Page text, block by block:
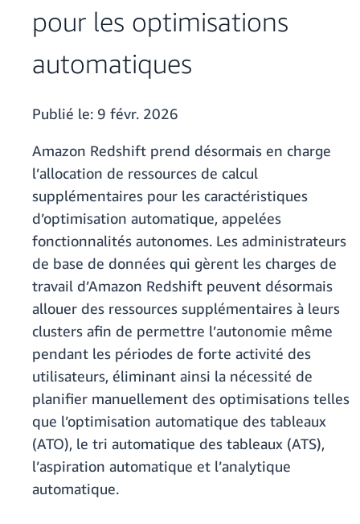
pour les optimisations
automatiques
Publié le: 9 févr. 2026
Amazon Redshift prend désormais en charge
l’allocation de ressources de calcul
supplémentaires pour les caractéristiques
d’optimisation automatique, appelées
fonctionnalités autonomes. Les administrateurs
de base de données qui gèrent les charges de
travail d’Amazon Redshift peuvent désormais
allouer des ressources supplémentaires à leurs
clusters afin de permettre l’autonomie même
pendant les périodes de forte activité des
utilisateurs, éliminant ainsi la nécessité de
planifier manuellement des optimisations telles
que l’optimisation automatique des tableaux
(ATO), le tri automatique des tableaux (ATS),
l’aspiration automatique et l’analytique
automatique.